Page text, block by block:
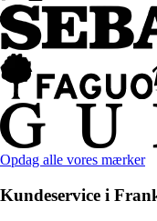
Opdag alle vores mærker
Kundeservice i